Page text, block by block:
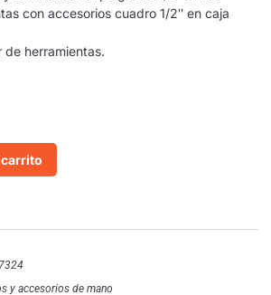
con accesorios cuadro 1/2″ en caja
herramientas.
y accesorios de mano